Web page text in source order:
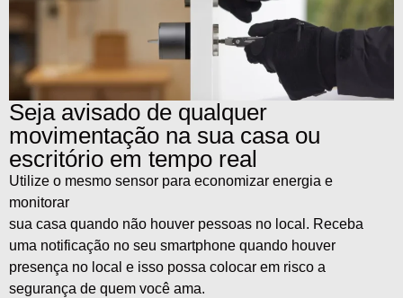
Seja avisado de qualquer
movimentação na sua casa ou
escritório em tempo real
Utilize o mesmo sensor para economizar energia e
monitorar
sua casa quando não houver pessoas no local. Receba
uma notificação no seu smartphone quando houver
presença no local e isso possa colocar em risco a
segurança de quem você ama.